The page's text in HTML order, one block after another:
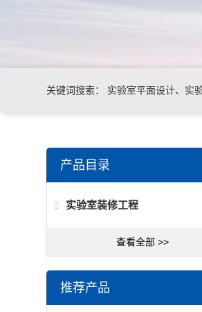
关键词搜索： 实验室平面设计、实
产品目录
实验室装修工程
查看全部 >>
推荐产品